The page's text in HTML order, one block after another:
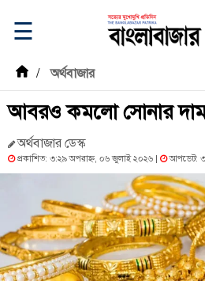
☰
/ অর্থবাজার
আবরও কমলো সোনার
অর্থবাজার ডেস্ক
প্রকাশিত: ৩:২৯ অপরাহ্ন, ০৬ জুলাই ২০২৬ | আপডেট: